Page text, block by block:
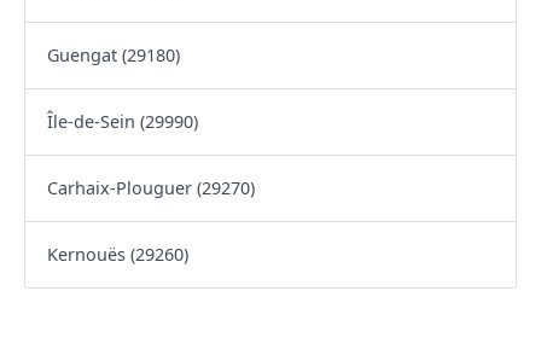
Guengat (29180)
Île-de-Sein (29990)
Carhaix-Plouguer (29270)
Kernouës (29260)